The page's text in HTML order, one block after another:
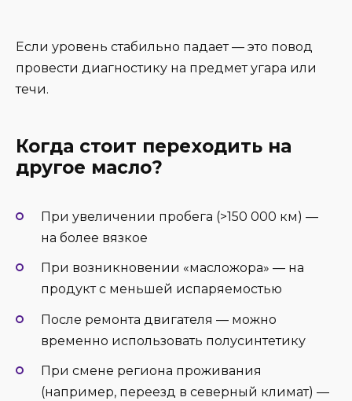
Если уровень стабильно падает — это повод
провести диагностику на предмет угара или
течи.
Когда стоит переходить на
другое масло?
При увеличении пробега (>150 000 км) —
на более вязкое
При возникновении «масложора» — на
продукт с меньшей испаряемостью
После ремонта двигателя — можно
временно использовать полусинтетику
При смене региона проживания
(например, переезд в северный климат) —